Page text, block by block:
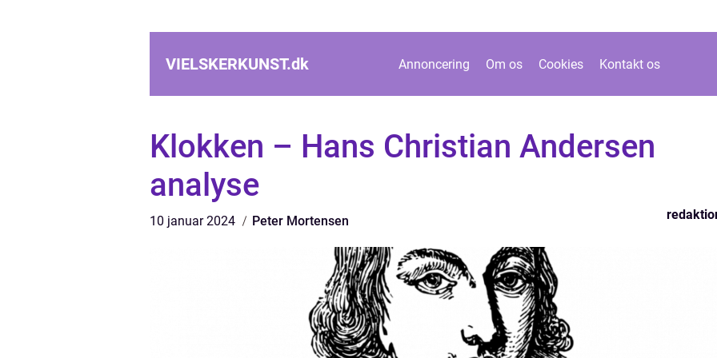
VIELSKERKUNST.dk Annoncering Om os Cookies Kontakt os
Klokken – Hans Christian Andersen
analyse
10 januar 2024 Peter Mortensen